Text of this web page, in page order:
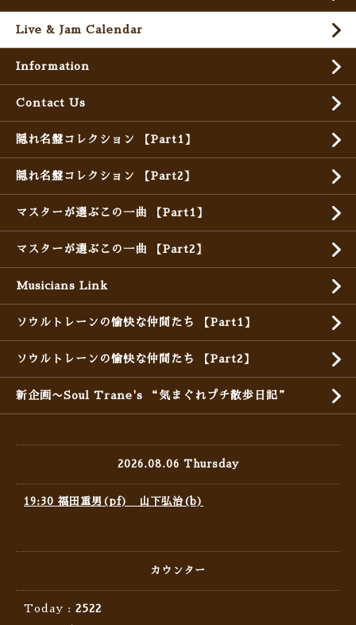
Live & Jam Calendar
Information
Contact Us
隠れ名盤コレクション 【Part1】
隠れ名盤コレクション 【Part2】
マスターが選ぶこの一曲 【Part1】
マスターが選ぶこの一曲 【Part2】
Musicians Link
ソウルトレーンの愉快な仲間たち 【Part1】
ソウルトレーンの愉快な仲間たち 【Part2】
新企画〜Soul Trane's “気まぐれプチ散歩日記”
2026.08.06 Thursday
19:30 福田重男(pf) 山下弘治(b)
カウンター
Today : 2522